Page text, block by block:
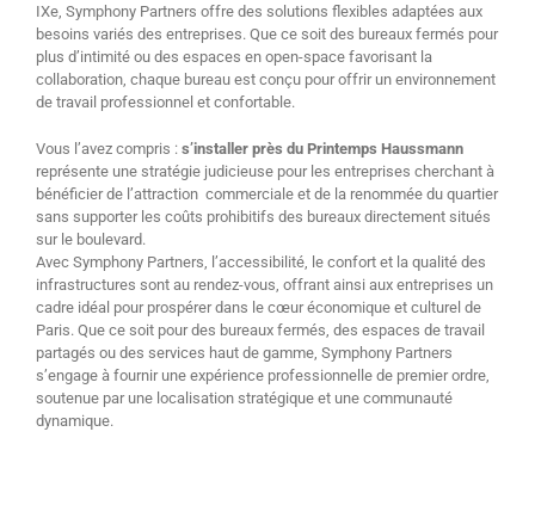
IXe, Symphony Partners offre des solutions flexibles adaptées aux
besoins variés des entreprises. Que ce soit des bureaux fermés pour
plus d’intimité ou des espaces en open-space favorisant la
collaboration, chaque bureau est conçu pour offrir un environnement
de travail professionnel et confortable.
Vous l’avez compris : s’installer près du Printemps Haussmann
représente une stratégie judicieuse pour les entreprises cherchant à
bénéficier de l’attraction commerciale et de la renommée du quartier
sans supporter les coûts prohibitifs des bureaux directement situés
sur le boulevard.
Avec Symphony Partners, l’accessibilité, le confort et la qualité des
infrastructures sont au rendez-vous, offrant ainsi aux entreprises un
cadre idéal pour prospérer dans le cœur économique et culturel de
Paris. Que ce soit pour des bureaux fermés, des espaces de travail
partagés ou des services haut de gamme, Symphony Partners
s’engage à fournir une expérience professionnelle de premier ordre,
soutenue par une localisation stratégique et une communauté
dynamique.